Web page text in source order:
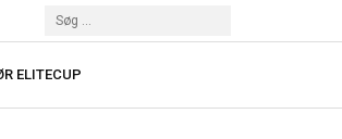
ELITECUP